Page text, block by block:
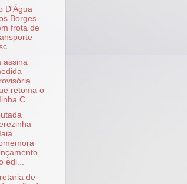
D'Água
Borges
frota de
assina
retoma o
C...
edi...
de